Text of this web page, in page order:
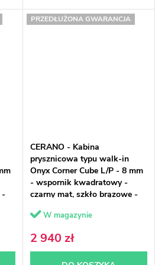
-
PRZEDŁUŻONA GWARANCJA
CERANO - Kabina
prysznicowa typu walk-in
Onyx Corner Cube L/P - 8 mm
- wspornik kwadratowy -
czarny mat, szkło brązowe -
W magazynie
2 940 zł